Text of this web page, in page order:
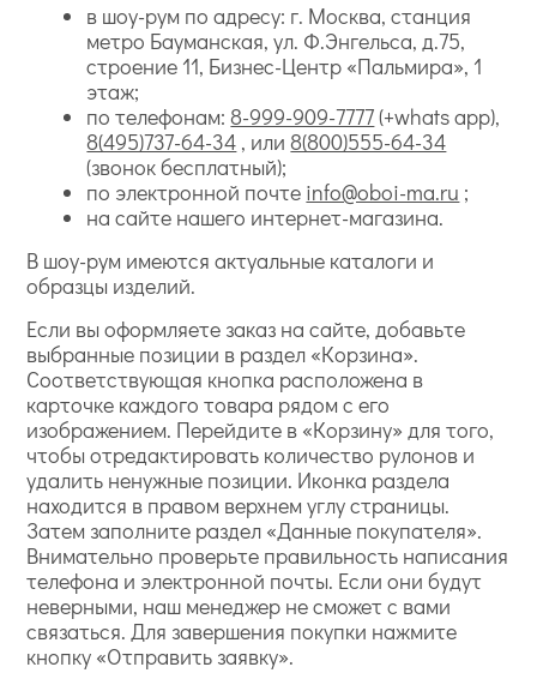
в шоу-рум по адресу: г. Москва, станция
метро Бауманская, ул. Ф.Энгельса, д.75,
строение 11, Бизнес-Центр «Пальмира», 1
этаж;
по телефонам: 8-999-909-7777(+whats app),
8(495)737-64-34 , или 8(800)555-64-34
(звонок бесплатный);
по электронной почте info@oboi-ma.ru ;
на сайте нашего интернет-магазина.
В шоу-рум имеются актуальные каталоги и
образцы изделий.
Если вы оформляете заказ на сайте, добавьте
выбранные позиции в раздел «Корзина».
Соответствующая кнопка расположена в
карточке каждого товара рядом с его
изображением. Перейдите в «Корзину» для того,
чтобы отредактировать количество рулонов и
удалить ненужные позиции. Иконка раздела
находится в правом верхнем углу страницы.
Затем заполните раздел «Данные покупателя».
Внимательно проверьте правильность написания
телефона и электронной почты. Если они будут
неверными, наш менеджер не сможет с вами
связаться. Для завершения покупки нажмите
кнопку «Отправить заявку».